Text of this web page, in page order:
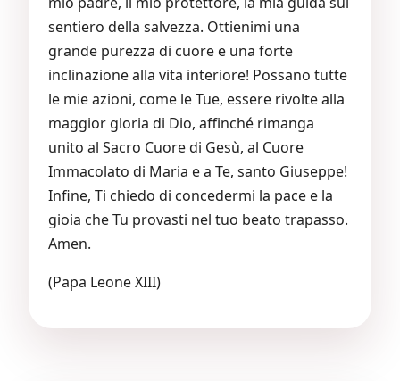
sentiero della salvezza. Ottienimi una
grande purezza di cuore e una forte
inclinazione alla vita interiore! Possano tutte
le mie azioni, come le Tue, essere rivolte alla
maggior gloria di Dio, affinché rimanga
unito al Sacro Cuore di Gesù, al Cuore
Immacolato di Maria e a Te, santo Giuseppe!
Infine, Ti chiedo di concedermi la pace e la
gioia che Tu provasti nel tuo beato trapasso.
Amen.
(Papa Leone XIII)